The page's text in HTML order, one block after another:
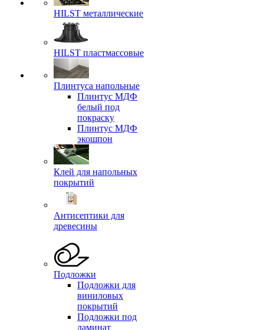
HILST металлические
HILST пластмассовые
Плинтуса напольные
Плинтус МДФ
белый под
покраску
Плинтус МДФ
экошпон
Клей для напольных
покрытий
Антисептики для
древесины
Подложки
Подложки для
виниловых
покрытий
Подложки под
ламинат